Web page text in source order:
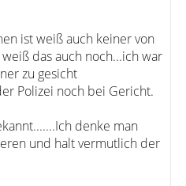
ist weiß auch keiner von
das auch noch...ich war
zu gesicht
Polizei noch bei Gericht.
denke man
und halt vermutlich der